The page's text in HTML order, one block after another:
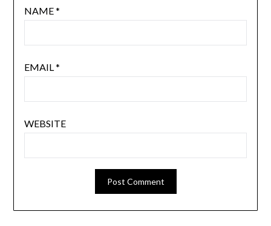
NAME*
EMAIL*
WEBSITE